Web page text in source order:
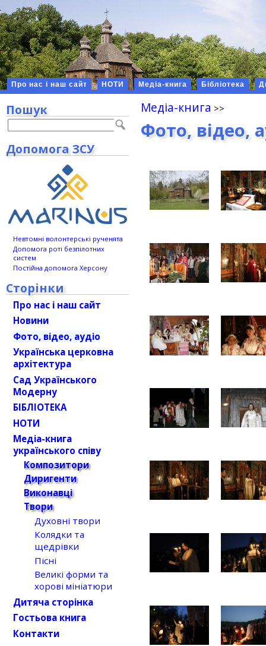
Про нас і наш сайт НОТИ Медіа-книга Бібліотека
Медіа-книга
Фото, відео,
Пошук
Допомога ЗСУ
Невтомні волонтерські рученята
Допомога роті безпілотних
систем
Постійна допомога Херсону
Сторінки
Про нас і наш сайт
Новини
Фото, відео, аудіо
Українська церковна
архітектура
Сад Українського
Модерну
БІБЛІОТЕКА
НОТИ
Медіа-книга
українського співу
Композитори
Диригенти
Виконавці
Твори
Духовні твори
Колядки та
щедрівки
Пісні
Великі форми та
хорові мініатюри
Дитяча сторінка
Гостьова книга
Контакти